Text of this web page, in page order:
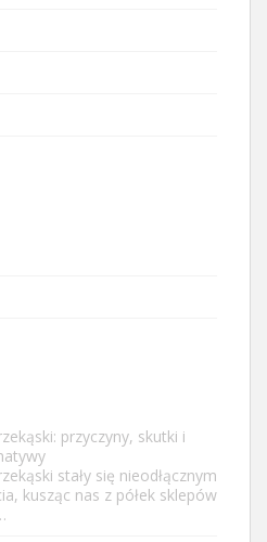
przyczyny, skutki i
stały się nieodłącznym
kusząc nas z półek sklepów